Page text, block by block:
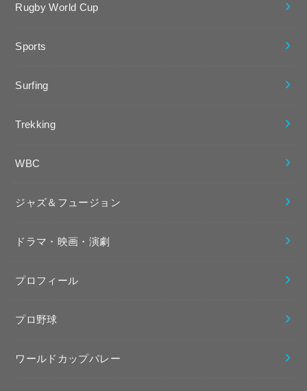
Rugby World Cup
Sports
Surfing
Trekking
WBC
ジャズ＆フュージョン
ドラマ・映画・演劇
プロフィール
プロ野球
ワールドカップバレー